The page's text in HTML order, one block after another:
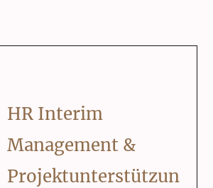
HR Interim
Management &
Projektunterstützun